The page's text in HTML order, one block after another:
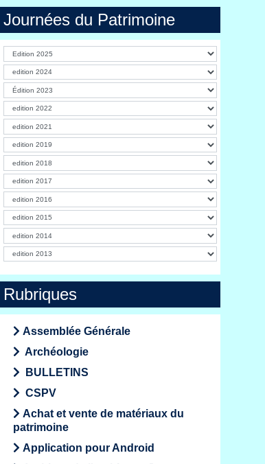
Journées du Patrimoine
Rubriques
Assemblée Générale
Archéologie
BULLETINS
CSPV
Achat et vente de matériaux du
patrimoine
Application pour Android